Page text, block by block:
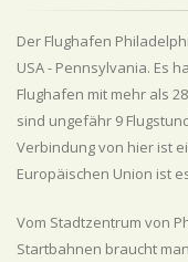
Der Flughafen
USA - Pennsylvania. Es
Flughafen mit mehr als
sind ungefähr 9
Verbindung von hier ist
Europäischen Union ist
Vom Stadtzentrum von
Startbahnen braucht